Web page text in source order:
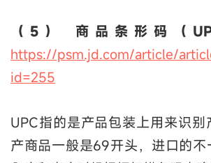
（5） 商品条形码（
https://psm.jd.com/article/
id=255
UPC指的是产品包装上用来识别
产商品一般是69开头，进口的